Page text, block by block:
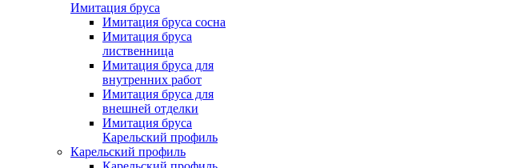
Имитация бруса
Имитация бруса сосна
Имитация бруса
лиственница
Имитация бруса для
внутренних работ
Имитация бруса для
внешней отделки
Имитация бруса
Карельский профиль
Карельский профиль